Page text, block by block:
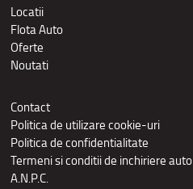
Locatii
Flota Auto
Oferte
Noutati
Contact
Politica de utilizare cookie-uri
Politica de confidentialitate
Termeni si conditii de inchiriere auto
A.N.P.C.